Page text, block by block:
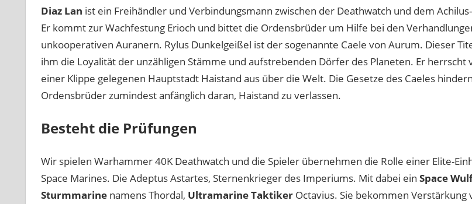
Diaz Lan ist ein Freihändler und Verbindungsmann zwischen der Deathwatch und dem
Er kommt zur Wachfestung Erioch und bittet die Ordensbrüder um Hilfe bei den
unkooperativen Auranern. Rylus Dunkelgeißel ist der sogenannte Caele von Aurum. Dieser
ihm die Loyalität der unzähligen Stämme und aufstrebenden Dörfer des Planeten. Er herrscht
einer Klippe gelegenen Hauptstadt Haistand aus über die Welt. Die Gesetze des Caeles
Ordensbrüder zumindest anfänglich daran, Haistand zu verlassen.
Besteht die Prüfungen
Wir spielen Warhammer 40K Deathwatch und die Spieler übernehmen die Rolle einer Elite-
Space Marines. Die Adeptus Astartes, Sternenkrieger des Imperiums. Mit dabei ein Space
Sturmmarinenamens Thordal, Ultramarine TaktikerOctavius. Sie bekommen Verstärkung